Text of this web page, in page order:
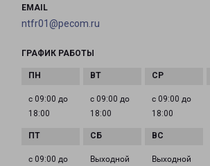
EMAIL
ntfr01@pecom.ru
ГРАФИК РАБОТЫ
с 09:00 до
18:00
с 09:00 до
18:00
с 09:00 до
18:00
с 09:00 до
Выходной Выходной